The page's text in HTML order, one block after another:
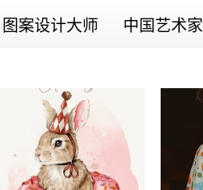
图案设计大师 中国艺术家